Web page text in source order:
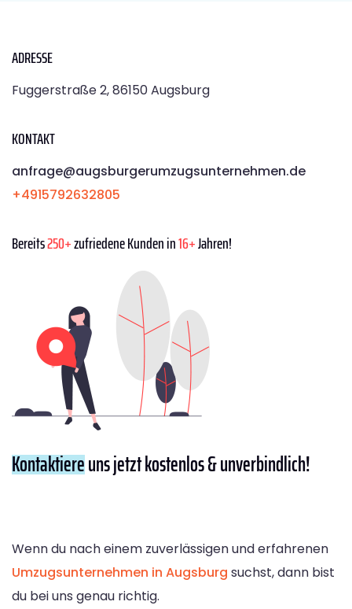
ADRESSE
Fuggerstraße 2, 86150 Augsburg
KONTAKT
anfrage@augsburgerumzugsunternehmen.de
+4915792632805
Bereits250+zufriedene Kunden in16+Jahren!
Kontaktiereuns jetzt kostenlos & unverbindlich!
Wenn du nach einem zuverlässigen und erfahrenen
Umzugsunternehmen in Augsburg suchst, dann bist
du bei uns genau richtig.